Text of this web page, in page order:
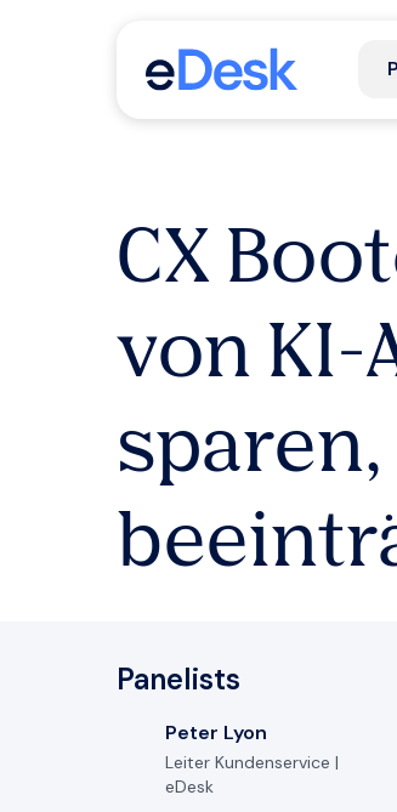
CX
von KI-
Panelists
Peter Lyon
Leiter Kundenservice |
eDesk